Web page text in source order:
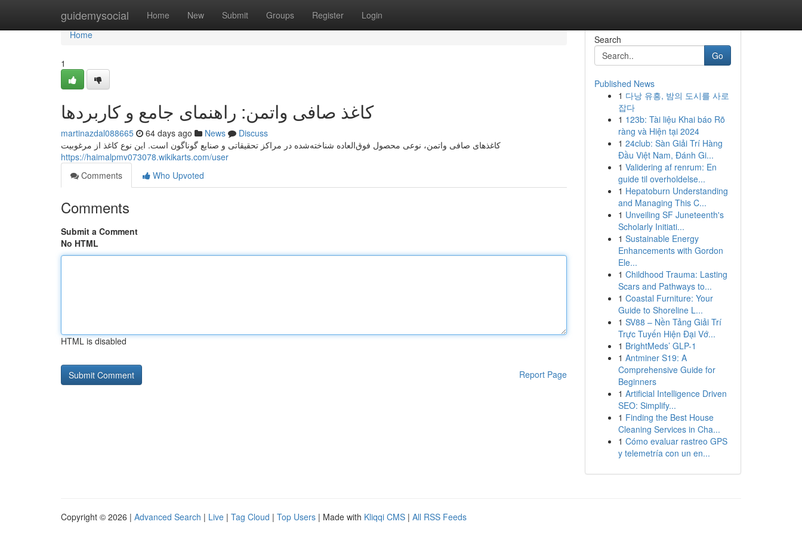
guidemysocial Home New Submit Groups Register Login
Home
Home
1
کاغذ صافی واتمن: راهنمای جامع و کاربردها
martinazdal088665 64 days ago News
Discuss
کاغذهای صافی واتمن، نوعی محصول فوق‌العاده شناخته‌شده در مراکز تحقیقاتی و صنایع گوناگون است. این نوع کاغذ از مرغوبیت
https://haimalpmv073078.wikikarts.com/user
Comments
Who Upvoted
Comments
Submit a Comment
No HTML
HTML is disabled
Report Page
Search
Go
Published News
1 다낭 유흥, 밤의 도시를 사로
잡다
1 123b: Tài liệu Khai báo Rõ
ràng và Hiện tại 2024
1 24club: Sàn Giải Trí Hàng
Đầu Việt Nam, Đánh Gi...
1 Validering af renrum: En
guide til overholdelse...
1 Hepatoburn Understanding
and Managing This C...
1 Unveiling SF Juneteenth's
Scholarly Initiati...
1 Sustainable Energy
Enhancements with Gordon
Ele...
1 Childhood Trauma: Lasting
Scars and Pathways to...
1 Coastal Furniture: Your
Guide to Shoreline L...
1 SV88 – Nền Tảng Giải Trí
Trực Tuyến Hiện Đại Vớ...
1 BrightMeds’ GLP-1
1 Antminer S19: A
Comprehensive Guide for
Beginners
1 Artificial Intelligence Driven
SEO: Simplify...
1 Finding the Best House
Cleaning Services in Cha...
1 Cómo evaluar rastreo GPS
y telemetría con un en...
Copyright © 2026 | Advanced Search | Live | Tag Cloud | Top Users | Made with Kliqqi CMS | All RSS Feeds